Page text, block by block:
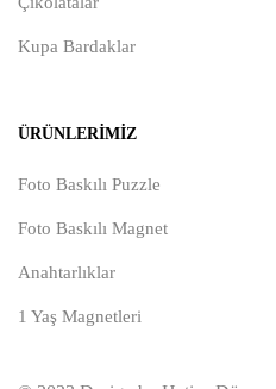
Kupa Bardaklar
ÜRÜNLERIMIZ
Foto Baskılı Puzzle
Foto Baskılı Magnet
Anahtarlıklar
1 Yaş Magnetleri